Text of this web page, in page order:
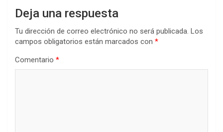
Deja una respuesta
Tu dirección de correo electrónico no será publicada. Los
campos obligatorios están marcados con *
Comentario *